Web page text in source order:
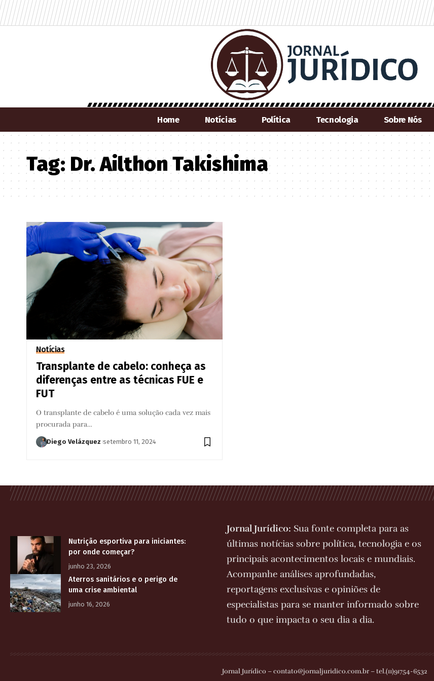
Home Notícias Política Tecnologia Sobre Nós
Tag: Dr. Ailthon Takishima
Notícias
Transplante de cabelo: conheça as
diferenças entre as técnicas FUE e
FUT
O transplante de cabelo é uma solução cada vez mais
procurada para…
Diego Velázquez setembro 11, 2024
Nutrição esportiva para iniciantes:
por onde começar?
junho 23, 2026
Aterros sanitários e o perigo de
uma crise ambiental
junho 16, 2026
Jornal Jurídico: Sua fonte completa para as
últimas notícias sobre política, tecnologia e os
principais acontecimentos locais e mundiais.
Acompanhe análises aprofundadas,
reportagens exclusivas e opiniões de
especialistas para se manter informado sobre
tudo o que impacta o seu dia a dia.
Jornal Jurídico –contato@jornaljuridico.com.br– tel.(11)91754-6532